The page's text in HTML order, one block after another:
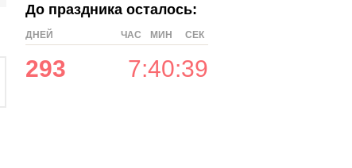
До праздника осталось:
ДНЕЙ ЧАС МИН СЕК
293 7:40:39